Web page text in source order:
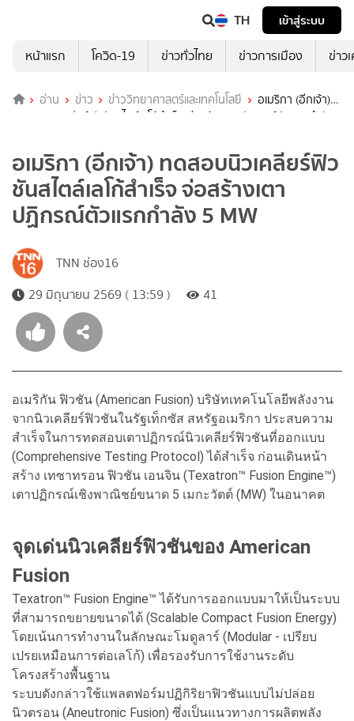
TH
เข้าสู่ระบบ
หน้าแรก
โควิด-19 ข่าวทั่วไทย ข่าวการเมือง ข่าว
อ่าน ข่าว ข่าววิทยาศาสตร์และเทคโนโลยี
อเมริกา (อีกเจ้า)
ทดสอบนิวเคลียร์ฟิวชันสไตล์เลโก้สำเร็จ จ่อสร้างเตาปฏิกรณ์ตัวแรกกำลัง
อเมริกา (อีกเจ้า) ทดสอบนิวเคลียร์ฟิว
ชันสไตล์เลโก้สำเร็จ จ่อสร้างเตา
ปฏิกรณ์ตัวแรกกำลัง 5 MW
TNN ช่อง16
29 มิถุนายน 2569 ( 13:59 )
41
อเมริกัน ฟิวชัน (American Fusion) บริษัทเทคโนโลยีพลังงาน
จากนิวเคลียร์ฟิวชันในรัฐเท็กซัส สหรัฐอเมริกา ประสบความ
สำเร็จในการทดสอบเตาปฏิกรณ์นิวเคลียร์ฟิวชันที่ออกแบบ
(Comprehensive Testing Protocol) ได้สำเร็จ ก่อนเดินหน้า
สร้าง เทซาทรอน ฟิวชัน เอนจิน (Texatron™ Fusion Engine™)
เตาปฏิกรณ์เชิงพาณิชย์ขนาด 5 เมกะวัตต์ (MW) ในอนาคต
จุดเด่นนิวเคลียร์ฟิวชันของ American
Fusion
Texatron™ Fusion Engine™ ได้รับการออกแบบมาให้เป็นระบบ
ที่สามารถขยายขนาดได้ (Scalable Compact Fusion Energy)
โดยเน้นการทำงานในลักษณะโมดูลาร์ (Modular - เปรียบ
เปรยเหมือนการต่อเลโก้) เพื่อรองรับการใช้งานระดับ
โครงสร้างพื้นฐาน
ระบบดังกล่าวใช้แพลตฟอร์มปฏิกิริยาฟิวชันแบบไม่ปล่อย
นิวตรอน (Aneutronic Fusion) ซึ่งเป็นแนวทางการผลิตพลัง